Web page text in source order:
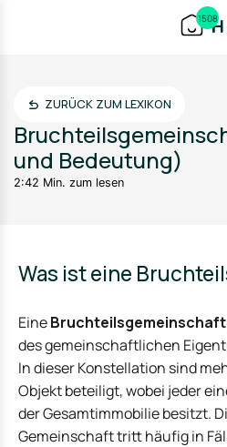
1508
ZURÜCK ZUM LEXIKON
und Bedeutung)
2:42 Min. zum lesen
Was ist eine
EineBruchteilsgemeinschaft
des gemeinschaftlichen
In dieser Konstellation sind
Objekt beteiligt, wobei jeder
der Gesamtimmobilie besitzt.
Gemeinschaft tritt häufig in